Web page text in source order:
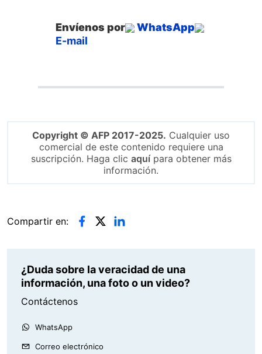
Envíenos por
WhatsApp
E-mail
Copyright © AFP 2017-2025. Cualquier uso
comercial de este contenido requiere una
suscripción. Haga clic aquípara obtener más
información.
Compartir en:
¿Duda sobre la veracidad de una
información, una foto o un video?
Contáctenos
WhatsApp
Correo electrónico